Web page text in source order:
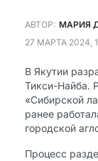
АВТОР: МАРИЯ
27 МАРТА 2024,
В Якутии
Тикси-Найба.
«Сибирской
ранее
городской
Процесс